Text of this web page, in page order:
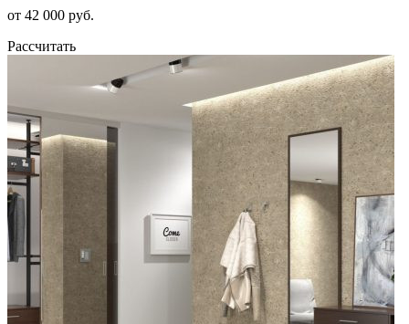
от 42 000 руб.
Рассчитать